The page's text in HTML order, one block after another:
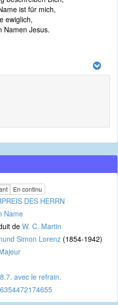
ist für mich,
ewiglich,
Jesus.
En continu
DES HERRN
Name
de W. C. Martin
Simon Lorenz (1854-1942)
avec le refrain.